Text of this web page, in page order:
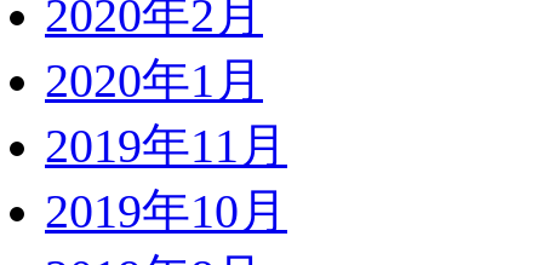
2020年2月
2020年1月
2019年11月
2019年10月